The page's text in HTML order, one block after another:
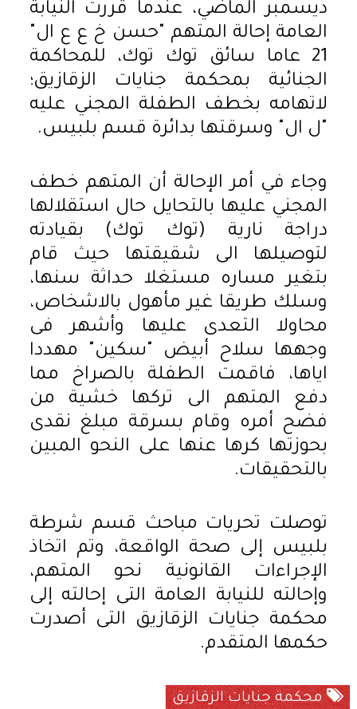
ديسمبر الماضي، عندما قررت النيابة
العامة إحالة المتهم "حسن خ ع ع ال"
21 عاما سائق توك توك، للمحاكمة
الجنائية بمحكمة جنايات الزقازيق؛
لاتهامه بخطف الطفلة المجني عليه
"ل ال" وسرقتها بدائرة قسم بلبيس.
وجاء في أمر الإحالة أن المتهم خطف
المجني عليها بالتحايل حال استقلالها
دراجة نارية (توك توك) بقيادته
لتوصيلها الى شقيقتها حيث قام
بتغير مساره مستغلا حداثة سنها،
وسلك طريقا غير مأهول بالاشخاص،
محاولا التعدى عليها وأشهر فى
وجهها سلاح أبيض "سكين" مهددا
اياها، فاقمت الطفلة بالصراخ مما
دفع المتهم الى تركها خشية من
فضح أمره وقام بسرقة مبلغ نقدى
بحوزتها كرها عنها على النحو المبين
بالتحقيقات.
توصلت تحريات مباحث قسم شرطة
بلبيس إلى صحة الواقعة، وتم اتخاذ
الإجراءات القانونية نحو المتهم،
وإحالته للنيابة العامة التى إحالته إلى
محكمة جنايات الزقازيق التى أصدرت
حكمها المتقدم.
محكمة جنايات الزقازيق